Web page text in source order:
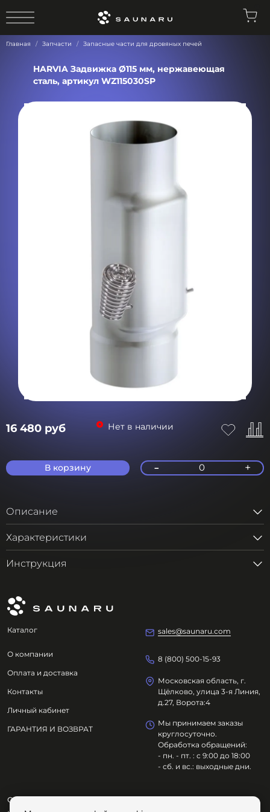
Главная Запчасти Запасные части для дровяных печей
HARVIA Задвижка Ø115 мм, нержавеющая
сталь, артикул WZ115030SP
16 480 руб Нет в наличии
В корзину - 0 +
Описание
Характеристики
Инструкция
Каталог
О компании
Оплата и доставка
Контакты
Личный кабинет
ГАРАНТИЯ И ВОЗВРАТ
sales@saunaru.com
8 (800) 500-15-93
Московская область, г.
Щёлково, улица 3-я Линия,
д.27, Ворота:4
Мы принимаем заказы
круглосуточно.
Обработка обращений:
- пн. - пт. : с 9:00 до 18:00
- сб. и вс.: выходные дни.
ООО "ОЗДОРОВИТЕЛЬНЫЕ ТЕХНОЛОГИИ"